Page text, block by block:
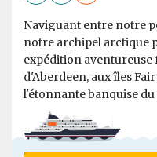
Naviguant entre notre
notre archipel arctique
expédition aventureuse
d'Aberdeen, aux îles
l'étonnante banquise du